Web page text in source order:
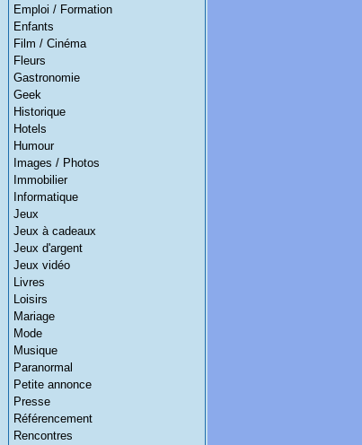
Emploi / Formation
Enfants
Film / Cinéma
Fleurs
Gastronomie
Geek
Historique
Hotels
Humour
Images / Photos
Immobilier
Informatique
Jeux
Jeux à cadeaux
Jeux d'argent
Jeux vidéo
Livres
Loisirs
Mariage
Mode
Musique
Paranormal
Petite annonce
Presse
Référencement
Rencontres